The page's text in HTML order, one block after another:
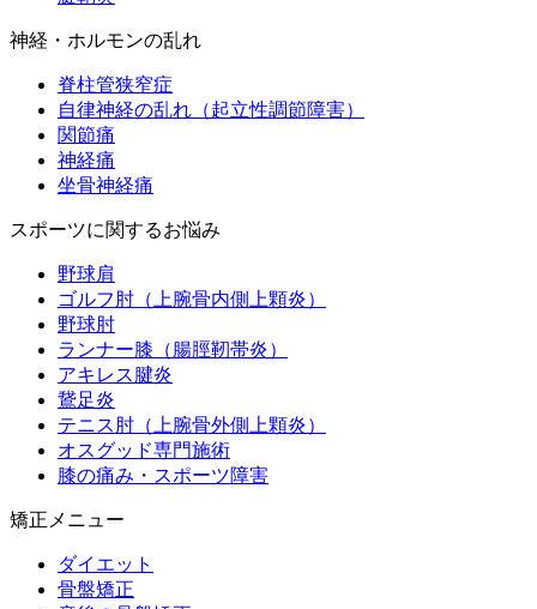
神経・ホルモンの乱れ
脊柱管狭窄症
自律神経の乱れ（起立性調節障害）
関節痛
神経痛
坐骨神経痛
スポーツに関するお悩み
野球肩
ゴルフ肘（上腕骨内側上顆炎）
野球肘
ランナー膝（腸脛靭帯炎）
アキレス腱炎
鵞足炎
テニス肘（上腕骨外側上顆炎）
オスグッド専門施術
膝の痛み・スポーツ障害
矯正メニュー
ダイエット
骨盤矯正